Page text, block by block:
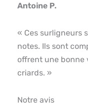
Antoine P.
« Ces surligneurs
notes. Ils sont
offrent une bonne
criards. »
Notre avis